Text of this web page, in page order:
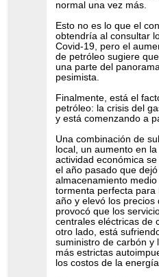
normal una vez más.
Esto no es lo que el
obtendría al consultar
Covid-19, pero el
de petróleo sugiere
una parte del
pesimista.
Finalmente, está el
petróleo: la crisis del
y está comenzando a
Una combinación de
local, un aumento en
actividad económica
el año pasado que
almacenamiento
tormenta perfecta
año y elevó los
provocó que los
centrales eléctricas de
otro lado, está
suministro de carbón y
más estrictas
los costos de la energía.